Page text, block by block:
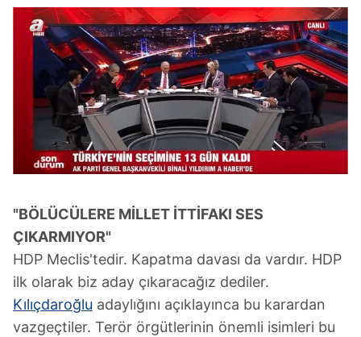
"BÖLÜCÜLERE MİLLET İTTİFAKI SES
ÇIKARMIYOR"
HDP Meclis'tedir. Kapatma davası da vardır. HDP
ilk olarak biz aday çıkaracağız dediler.
Kılıçdaroğlu adaylığını açıklayınca bu karardan
vazgeçtiler. Terör örgütlerinin önemli isimleri bu